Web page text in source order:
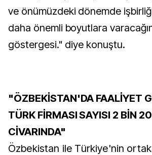
ve önümüzdeki dönemde
daha önemli boyutlara
göstergesi." diye konuştu.
"ÖZBEKİSTAN'DA FAALİYET
TÜRK FİRMASI SAYISI 2 BİN
CİVARINDA"
Özbekistan ile Türkiye'nin